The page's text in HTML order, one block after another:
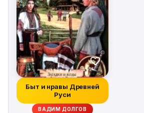
Быт и нравы Древней
Руси
ВАДИМ ДОЛГОВ